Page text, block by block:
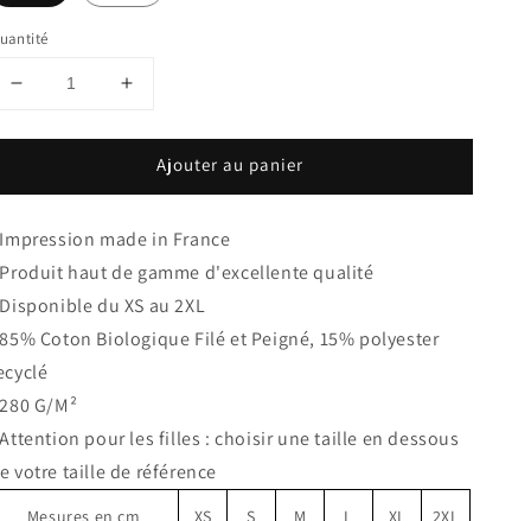
Réduire
quantité
Sweat
100%
Coton
Quelle
connerie
la
guerre
(B)
Augmenter
quantité
Sweat
100%
Coton
Quelle
connerie
Ajouter au panier
made in France
haut de gamme d'excellente qualité
du XS au 2XL
Coton Biologique Filé et Peigné, 15% polyester
G/M²
pour les filles : choisir une taille en dessous
votre taille de référence
Mesures en cm XS S M L XL 2XL